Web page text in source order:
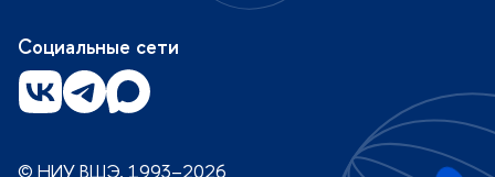
Социальные сети
© НИУ ВШЭ, 1993–2026